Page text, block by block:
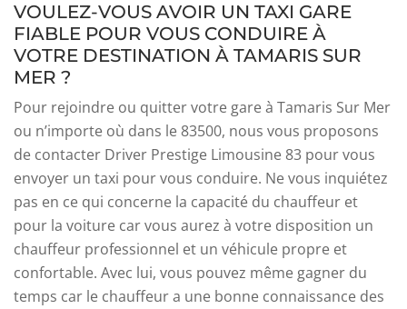
VOULEZ-VOUS AVOIR UN TAXI GARE
FIABLE POUR VOUS CONDUIRE À
VOTRE DESTINATION À TAMARIS SUR
MER ?
Pour rejoindre ou quitter votre gare à Tamaris Sur Mer
ou n’importe où dans le 83500, nous vous proposons
de contacter Driver Prestige Limousine 83 pour vous
envoyer un taxi pour vous conduire. Ne vous inquiétez
pas en ce qui concerne la capacité du chauffeur et
pour la voiture car vous aurez à votre disposition un
chauffeur professionnel et un véhicule propre et
confortable. Avec lui, vous pouvez même gagner du
temps car le chauffeur a une bonne connaissance des